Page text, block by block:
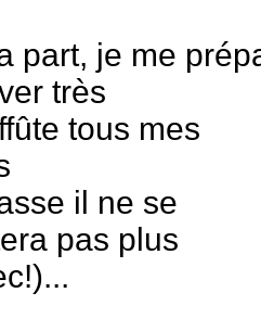
part, je me
très
tous mes
il ne se
pas plus